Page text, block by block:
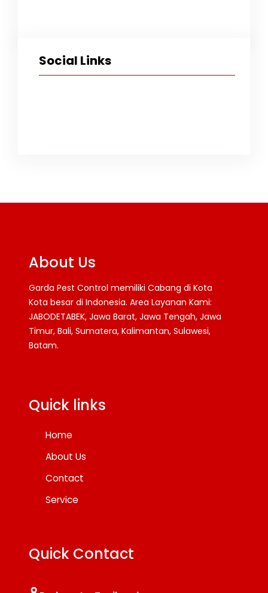
Social Links
About Us
Garda Pest Control memiliki Cabang di Kota
Kota besar di Indonesia. Area Layanan Kami:
JABODETABEK, Jawa Barat, Jawa Tengah, Jawa
Timur, Bali, Sumatera, Kalimantan, Sulawesi,
Batam.
Quick links
Home
About Us
Contact
Service
Quick Contact